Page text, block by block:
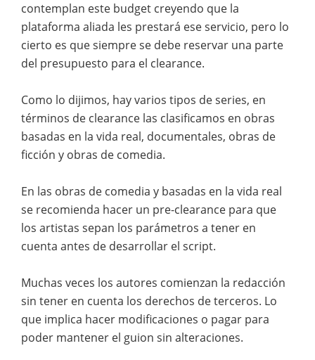
contemplan este budget creyendo que la
plataforma aliada les prestará ese servicio, pero lo
cierto es que siempre se debe reservar una parte
del presupuesto para el clearance.
Como lo dijimos, hay varios tipos de series, en
términos de clearance las clasificamos en obras
basadas en la vida real, documentales, obras de
ficción y obras de comedia.
En las obras de comedia y basadas en la vida real
se recomienda hacer un pre-clearance para que
los artistas sepan los parámetros a tener en
cuenta antes de desarrollar el script.
Muchas veces los autores comienzan la redacción
sin tener en cuenta los derechos de terceros. Lo
que implica hacer modificaciones o pagar para
poder mantener el guion sin alteraciones.